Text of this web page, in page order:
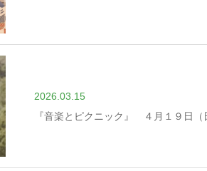
2026.03.15
『音楽とピクニック』 ４月１９日